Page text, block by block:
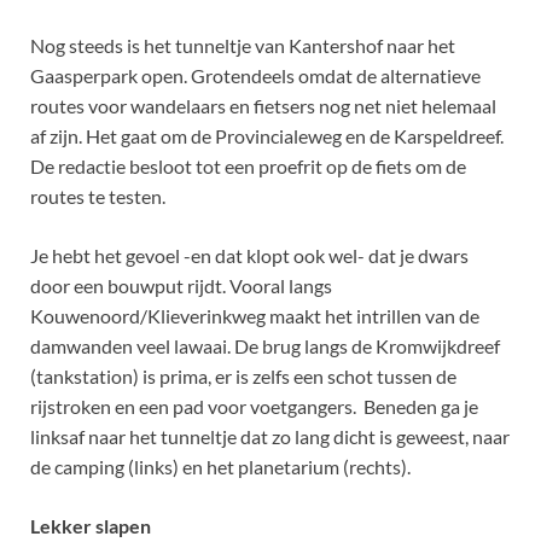
Nog steeds is het tunneltje van Kantershof naar het
Gaasperpark open. Grotendeels omdat de alternatieve
routes voor wandelaars en fietsers nog net niet helemaal
af zijn. Het gaat om de Provincialeweg en de Karspeldreef.
De redactie besloot tot een proefrit op de fiets om de
routes te testen.
Je hebt het gevoel -en dat klopt ook wel- dat je dwars
door een bouwput rijdt. Vooral langs
Kouwenoord/Klieverinkweg maakt het intrillen van de
damwanden veel lawaai. De brug langs de Kromwijkdreef
(tankstation) is prima, er is zelfs een schot tussen de
rijstroken en een pad voor voetgangers. Beneden ga je
linksaf naar het tunneltje dat zo lang dicht is geweest, naar
de camping (links) en het planetarium (rechts).
Lekker slapen